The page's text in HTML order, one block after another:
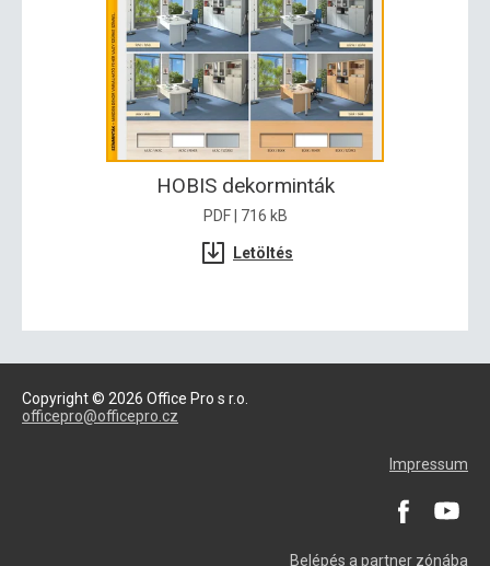
HOBIS dekorminták
PDF | 716 kB
Letöltés
Copyright © 2026 Office Pro s r.o.
officepro@officepro.cz
Impressum
Belépés a partner zónába